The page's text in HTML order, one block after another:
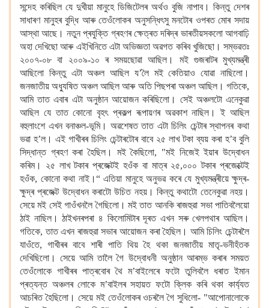
সন্দেহ কৰিছিল যে দুখীয়া মানুহে ডিজিটেলৰ অৰ্থও বুজি নাপাব। কিন্তু দেশৰ
সাধাৰণ মানুহৰ বুদ্ধি আৰু তেওঁলোকৰ অনুসন্ধিৎসু মনটোৰ ওপৰত মোৰ সদায়
আস্থা আছে। নতুন প্ৰযুক্তি গ্ৰহণৰ ক্ষেত্ৰত দৰিদ্ৰ ভাৰতীয়সকলো আগবাঢ়ি
অহা দেখিছো আৰু এইখিনিতে এটা অভিজ্ঞতা অৱগত কৰিব খুজিছো। সম্ভৱতঃ
২০০৭-০৮ বা ২০০৯-১০ ৰ সময়ছোৱা আছিল। মই গুজৰাটৰ মুখ্যমন্ত্ৰী
আছিলো কিন্তু এটা অঞ্চল আছিল য’লৈ মই কেতিয়াও যোৱা নাছিলো।
জনজাতীয় অধ্যুষিত অঞ্চল আছিল আৰু অতি পিছপৰা অঞ্চল আছিল। গতিকে,
আমি তাত এবাৰ এটা অনুষ্ঠান আয়োজন কৰিছিলো। সেই অঞ্চলটো এনেকুৱা
আছিল যে তাত কোনো বৃহৎ প্ৰকল্প ৰূপায়ণৰ অৱকাশ নাছিল। ই আছিল
বহুলাংশে এখন বনাঞ্চল-ভূমি। অৱশেষত তাত এটা চিলিং চেন্টাৰ স্থাপনৰ কথা
ভৱা হ’ল। এই গাখীৰৰ চিলিং চেন্টাৰটোৰ বাবে ২৫ লাখ টকা ব্যয় কৰা হ’ব বুলি
সিদ্ধান্ত গ্ৰহণ কৰা হৈছিল। মই কৈছিলো, "মই নিজেই ইয়াৰ উদ্বোধন
কৰিম। ২৫ লাখ টকাৰ প্ৰজেক্টই হওঁক বা মাত্ৰ ২৫,০০০ টকাৰ প্ৰজেক্টেই
হওঁক, কোনো কথা নাই।“ এতিয়া মানুহে অনুভৱ কৰে যে মুখ্যমন্ত্ৰীয়ে ক্ষুদ্ৰ-
ক্ষুদ্ৰ প্ৰজেক্ট উদ্বোধন কৰাটো উচিত নহয়। কিন্তু কথাটো তেনেকুৱা নহয়।
সেয়ে মই সেই গাওঁখনলৈ গৈছিলো। মই তাত আনকি ৰাজহুৱা সভা পাতিবলৈয়ো
ঠাই নাছিল।
ঠাইখনৰপৰা ৪ কিলোমিটাৰ দূৰত এখন সৰু খেলপথাৰ আছিল।
গতিকে, তাত এখন ৰাজহুৱা সভাৰ আয়োজন কৰা হৈছিল। আমি চিলিং চেন্টাৰলৈ
যাওঁতে, গাখীৰৰ বাবে শাৰী পাতি থিয় হৈ থকা জনজাতীয় মাতৃ-ভনীহঁতক
দেখিছিলো।
সেয়ে আমি তালৈ গৈ উদ্বোধনী অনুষ্ঠান আৰম্ভ কৰাৰ সময়ত
তেওঁলোকে গাখীৰৰ পাত্ৰবোৰ থৈ ম’বাইলেৰে ফটো তুলিবলৈ ধৰাত ইমান
প্ৰত্যন্ত অঞ্চলৰ লোকে ম’বাইলৰ সহায়ত ফটো ক্লিক কৰি থকা কাৰ্য্যত
আচৰিত হৈছিলো। সেয়ে মই তেওঁলোকৰ ওচৰলৈ গৈ সুধিলো- "আপোনালোকে